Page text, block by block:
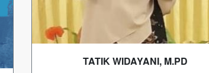
TATIK WIDAYANI, M.PD